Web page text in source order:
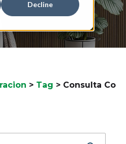
Decline
> Tag > Consulta Co